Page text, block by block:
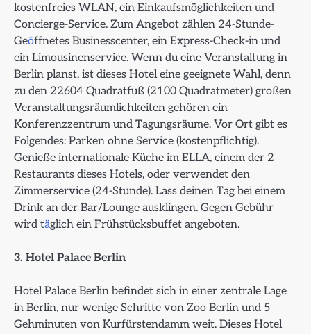
kostenfreies WLAN, ein Einkaufsmöglichkeiten und
Concierge-Service. Zum Angebot zählen 24-Stunde-
Geöffnetes Businesscenter, ein Express-Check-in und
ein Limousinenservice. Wenn du eine Veranstaltung in
Berlin planst, ist dieses Hotel eine geeignete Wahl, denn
zu den 22604 Quadratfuß (2100 Quadratmeter) großen
Veranstaltungsräumlichkeiten gehören ein
Konferenzzentrum und Tagungsräume. Vor Ort gibt es
Folgendes: Parken ohne Service (kostenpflichtig).
Genieße internationale Küche im ELLA, einem der 2
Restaurants dieses Hotels, oder verwendet den
Zimmerservice (24-Stunde). Lass deinen Tag bei einem
Drink an der Bar/Lounge ausklingen. Gegen Gebühr
wird täglich ein Frühstücksbuffet angeboten.
3. Hotel Palace Berlin
Hotel Palace Berlin befindet sich in einer zentrale Lage
in Berlin, nur wenige Schritte von Zoo Berlin und 5
Gehminuten von Kurfürstendamm weit. Dieses Hotel